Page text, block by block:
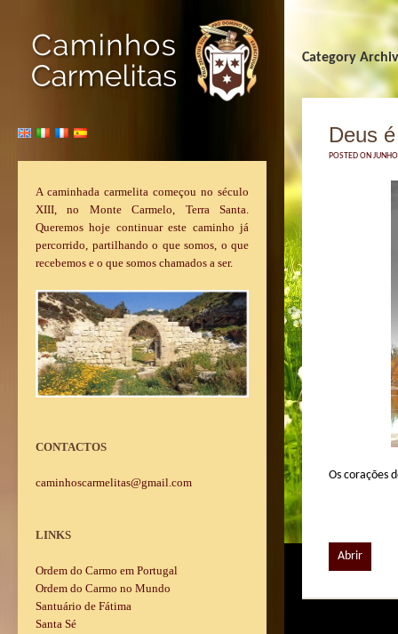
A caminhada carmelita começou no século
XIII, no Monte Carmelo, Terra Santa.
Queremos hoje continuar este caminho já
percorrido, partilhando o que somos, o que
recebemos e o que somos chamados a ser.
CONTACTOS
caminhoscarmelitas@gmail.com
LINKS
Ordem do Carmo em Portugal
Ordem do Carmo no Mundo
Santuário de Fátima
Santa Sé
Category
Deus
POSTED ON
Os corações
Abrir